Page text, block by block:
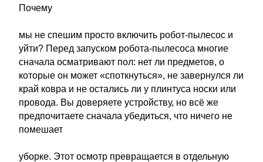
Почему
мы не спешим просто включить робот-пылесос и
уйти? Перед запуском робота-пылесоса многие
сначала осматривают пол: нет ли предметов, о
которые он может «споткнуться», не завернулся ли
край ковра и не остались ли у плинтуса носки или
провода. Вы доверяете устройству, но всё же
предпочитаете сначала убедиться, что ничего не
помешает
уборке. Этот осмотр превращается в отдельную